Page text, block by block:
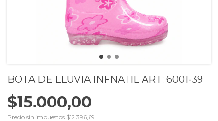
BOTA DE LLUVIA INFNATIL ART: 6001-39
$15.000,00
Precio sin impuestos $12.396,69